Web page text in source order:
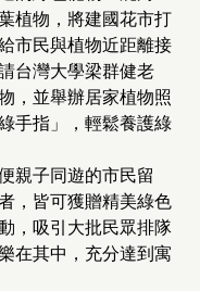
植物，將建國花市打
市民與植物近距離接
台灣大學梁群健老
，並舉辦居家植物照
手指」，輕鬆養護綠
親子同遊的市民留
，皆可獲贈精美綠色
，吸引大批民眾排隊
在其中，充分達到寓